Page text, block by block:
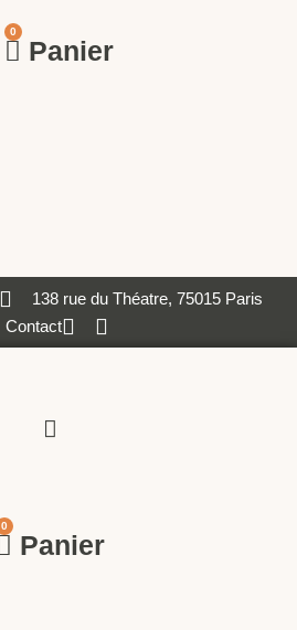
0
Panier
138 rue du Théatre, 75015 Paris
Contact
0
Panier